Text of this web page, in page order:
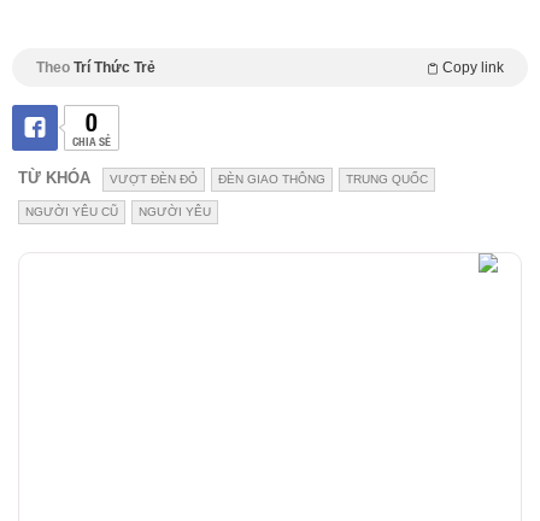
Theo Trí Thức Trẻ Copy link
0
CHIA SẺ
TỪ KHÓA VƯỢT ĐÈN ĐỎ ĐÈN GIAO THÔNG TRUNG QUỐC
NGƯỜI YÊU CŨ NGƯỜI YÊU